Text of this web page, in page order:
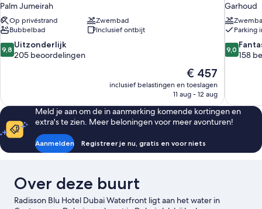
Palm Jumeirah
Op privéstrand
Zwembad
Bubbelbad
Inclusief ontbijt
9.8
van
beoordelingen
9,8 Uitzonderlijk
205 beoordelingen
De
prijs
is
€ 457
inclusief belastingen en toeslagen
11 aug - 12 aug
Garhoud
Parking
9.0
van
9,0
158
Meld je aan om de in aanmerking komende kortingen en
extra's te zien. Meer beloningen voor meer avonturen!
Aanmelden Registreer je nu, gratis en voor niets
Over deze buurt
Radisson Blu Hotel Dubai Waterfront ligt aan het water in